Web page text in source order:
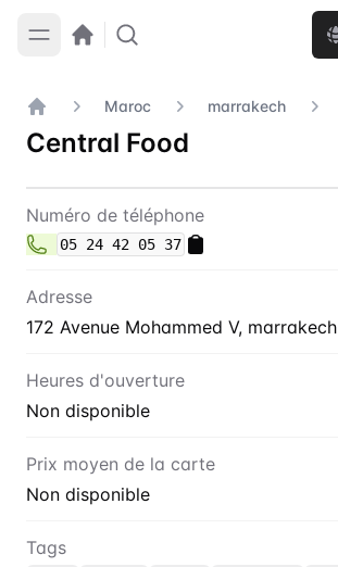
Accueil
Maroc marrakech
Central Food
Contact Central Food
Numéro de téléphone
05 24 42 05 37
Adresse
172 Avenue Mohammed V, marrakech
Heures d'ouverture
Non disponible
Prix moyen de la carte
Non disponible
Tags